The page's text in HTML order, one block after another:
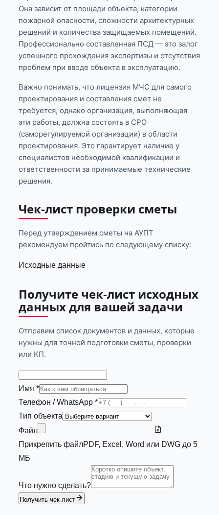
Она зависит от площади объекта, категории
пожарной опасности, сложности архитектурных
решений и количества защищаемых помещений.
Профессионально составленная ПСД — это залог
успешного прохождения экспертизы и отсутствия
проблем при вводе объекта в эксплуатацию.
Важно понимать, что лицензия МЧС для самого
проектирования и составления смет не
требуется, однако организация, выполняющая
эти работы, должна состоять в СРО
(саморегулируемой организации) в области
проектирования. Это гарантирует наличие у
специалистов необходимой квалификации и
ответственности за принимаемые технические
решения.
Чек-лист проверки сметы
Перед утверждением сметы на АУПТ
рекомендуем пройтись по следующему списку:
Исходные данные
Получите чек-лист исходных
данных для вашей задачи
Отправим список документов и данных, которые
нужны для точной подготовки сметы, проверки
или КП.
Имя *
Телефон / WhatsApp *
Тип объекта
Файл
Прикрепить файлPDF, Excel, Word или DWG до 5
МБ
Что нужно сделать?
Получить чек-лист